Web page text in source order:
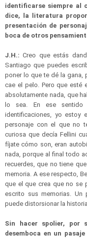
identificarse siempre al
dice, la literatura
presentación de
boca de otros
J.H.:Creo que estás
Santiago que puedes
poner lo que te dé la gana,
cae el pelo. Pero que esté
absolutamente nada, que
lo sea. En ese
identificaciones, yo estoy
personaje con el que no
curiosa que decía Fellini
fíjate cómo son, eran
nada, porque al final todo
recuerdes, que no tiene
memoria. A ese respecto,
que el que crea que no se
escrito sus memorias.
puede distorsionar la
Sin hacer spolier, por
desemboca en un